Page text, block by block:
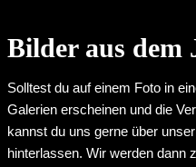
Bilder aus dem
Solltest du auf einem Foto in
Galerien erscheinen und die
kannst du uns gerne über unser
hinterlassen. Wir werden dann